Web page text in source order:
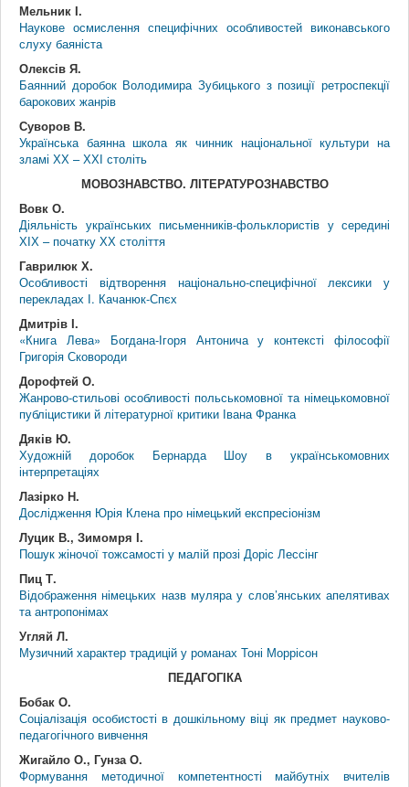
Мельник І.
Наукове осмислення специфічних особливостей виконавського
слуху баяніста
Олексів Я.
Баянний доробок Володимира Зубицького з позиції ретроспекції
барокових жанрів
Суворов В.
Українська баянна школа як чинник національної культури на
зламі ХХ – ХХІ століть
МОВОЗНАВСТВО. ЛІТЕРАТУРОЗНАВСТВО
Вовк О.
Діяльність українських письменників-фольклористів у середині
ХІХ – початку ХХ століття
Гаврилюк Х.
Особливості відтворення національно-специфічної лексики у
перекладах І. Качанюк-Спєх
Дмитрів І.
«Книга Лева» Богдана-Ігоря Антонича у контексті філософії
Григорія Сковороди
Дорофтей О.
Жанрово-стильові особливості польськомовної та німецькомовної
публіцистики й літературної критики Івана Франка
Дяків Ю.
Художній доробок Бернарда Шоу в українськомовних
інтерпретаціях
Лазірко Н.
Дослідження Юрія Клена про німецький експресіонізм
Луцик В., Зимомря І.
Пошук жіночої тожсамості у малій прозі Доріс Лессінг
Пиц Т.
Відображення німецьких назв муляра у слов’янських апелятивах
та антропонімах
Угляй Л.
Музичний характер традицій у романах Тоні Моррісон
ПЕДАГОГІКА
Бобак О.
Соціалізація особистості в дошкільному віці як предмет науково-
педагогічного вивчення
Жигайло О., Гунза О.
Формування методичної компетентності майбутніх вчителів